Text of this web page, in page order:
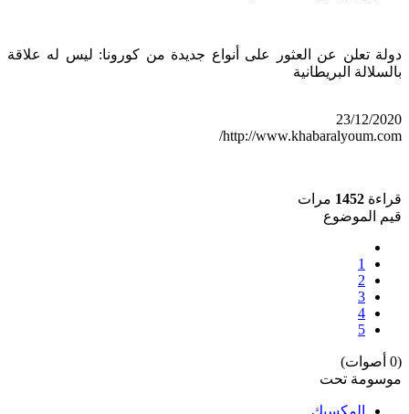
دولة تعلن عن العثور على أنواع جديدة من كورونا: ليس له علاقة
بالسلالة البريطانية
23/12/2020
http://www.khabaralyoum.com/
قراءة 1452 مرات
قيم الموضوع
1
2
3
4
5
(0 أصوات)
موسومة تحت
المكسيك